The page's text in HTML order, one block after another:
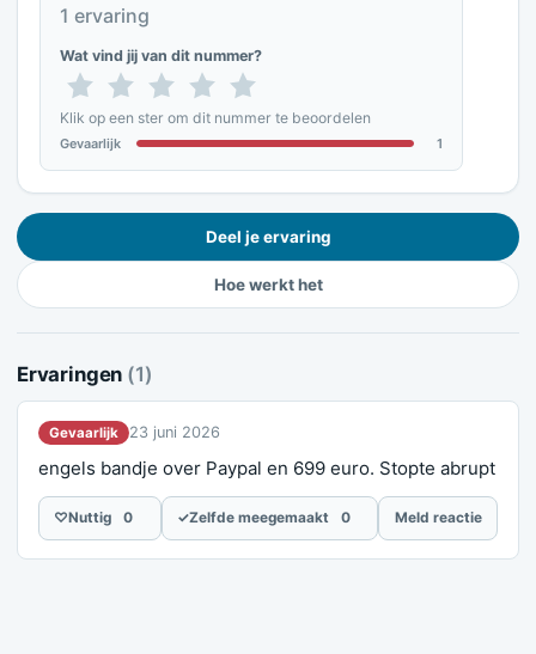
1 ervaring
Wat vind jij van dit nummer?
Klik op een ster om dit nummer te beoordelen
Gevaarlijk 1
Deel je ervaring
Hoe werkt het
Ervaringen (1)
Gevaarlijk 23 juni 2026
engels bandje over Paypal en 699 euro. Stopte abrupt
♡Nuttig 0 ✓Zelfde meegemaakt 0 Meld reactie